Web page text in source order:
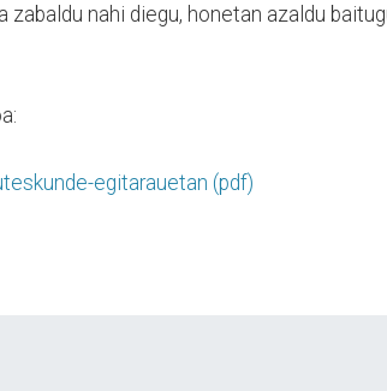
nahi diegu, honetan azaldu
egitarauetan (pdf)